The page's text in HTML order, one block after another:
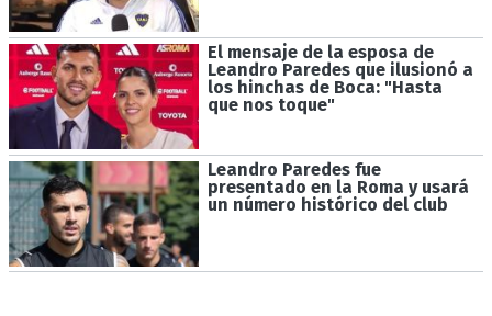
El mensaje de la esposa de
Leandro Paredes que ilusionó a
los hinchas de Boca: "Hasta
que nos toque"
Leandro Paredes fue
presentado en la Roma y usará
un número histórico del club